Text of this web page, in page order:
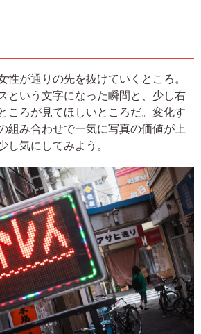
が通りの先を抜けていくところ。
という文字になった瞬間と、少し右
ころが見てほしいところだ。変化す
組み合わせで一気に写真の価値が上
し気にしてみよう。